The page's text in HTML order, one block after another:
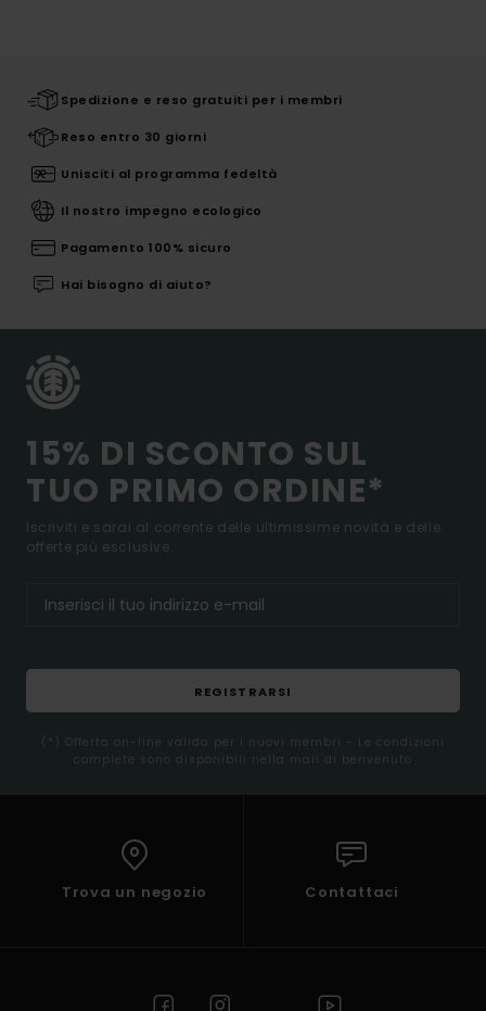
Spedizione e reso gratuiti per i membri
Reso entro 30 giorni
Unisciti al programma fedeltà
Il nostro impegno ecologico
Pagamento 100% sicuro
Hai bisogno di aiuto?
15% DI SCONTO SUL
TUO PRIMO ORDINE*
Iscriviti e sarai al corrente delle ultimissime novità e delle
offerte più esclusive.
REGISTRARSI
(*) Offerta on-line valida per i nuovi membri - Le condizioni
complete sono disponibili nella mail di benvenuto
Trova un negozio Contattaci